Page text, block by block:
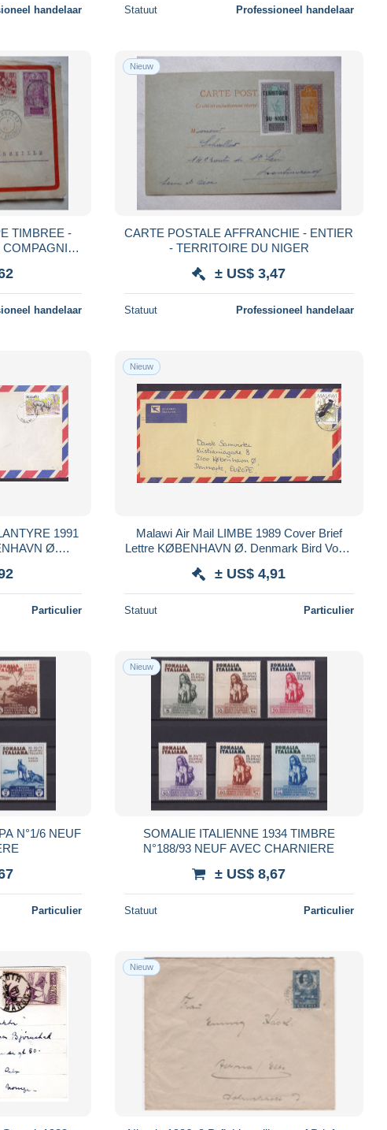
handelaar Statuut Professioneel handelaar
TIMBREE -
handelaar
Nieuw
CARTE POSTALE AFFRANCHIE - ENTIER
- TERRITOIRE DU NIGER
± US$ 3,47
Statuut Professioneel handelaar
1991
Ø.
Particulier
Nieuw
Malawi Air Mail LIMBE 1989 Cover Brief
Lettre KØBENHAVN Ø. Denmark Bird Vogel
± US$ 4,91
Statuut Particulier
N°1/6 NEUF
Particulier
Nieuw
SOMALIE ITALIENNE 1934 TIMBRE
N°188/93 NEUF AVEC CHARNIERE
± US$ 8,67
Statuut Particulier
Nieuw